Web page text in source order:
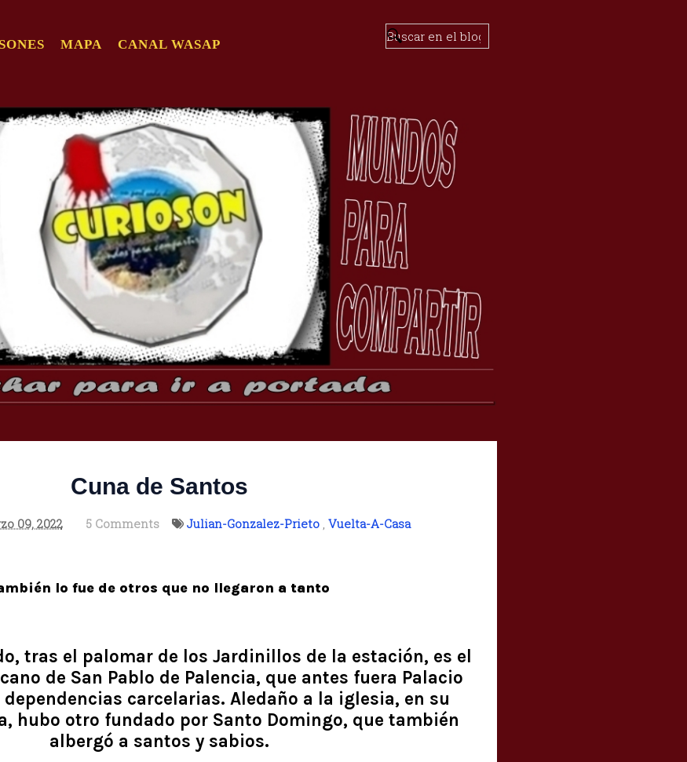
MAPA CANAL WASAP
Cuna de Santos
09, 2022 5 Comments Julian-Gonzalez-Prieto, Vuelta-A-Casa
lo fue de otros que no llegaron a tanto
tras el palomar de los Jardinillos de la estación, es el
de San Pablo de Palencia, que antes fuera Palacio
carcelarias. Aledaño a la iglesia, en su
hubo otro fundado por Santo Domingo, que también
albergó a santos y sabios.